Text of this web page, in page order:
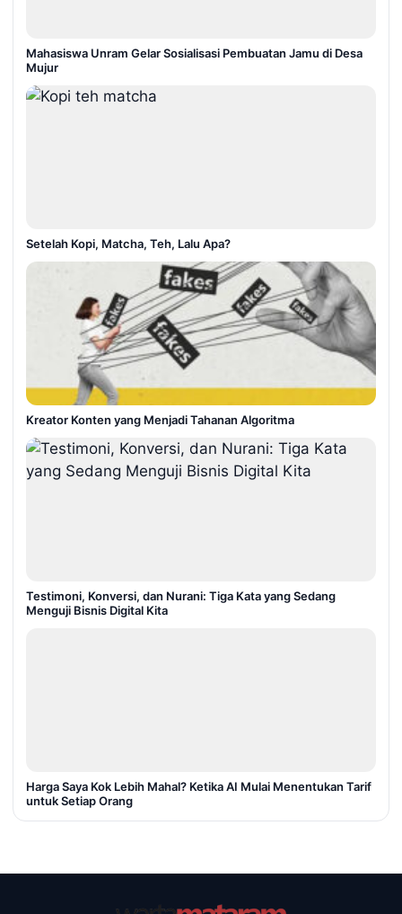
Mahasiswa Unram Gelar Sosialisasi Pembuatan Jamu di Desa
Mujur
Setelah Kopi, Matcha, Teh, Lalu Apa?
Kreator Konten yang Menjadi Tahanan Algoritma
Testimoni, Konversi, dan Nurani: Tiga Kata yang Sedang
Menguji Bisnis Digital Kita
Harga Saya Kok Lebih Mahal? Ketika AI Mulai Menentukan Tarif
untuk Setiap Orang